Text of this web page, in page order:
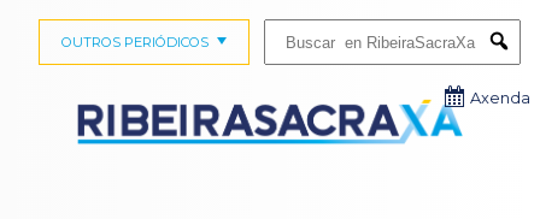
OUTROS PERIÓDICOS
Axenda